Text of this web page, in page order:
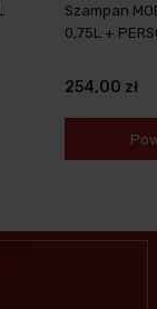
Szampan
0,75L +
254,00 zł